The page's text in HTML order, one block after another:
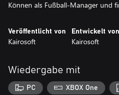
Können als Fußball-Manager und
Veröffentlicht von
Kairosoft
Entwickelt von
Kairosoft
Wiedergabe mit
PC XBOX One